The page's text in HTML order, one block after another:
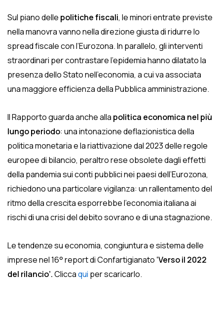
Sul piano delle politiche fiscali, le minori entrate previste
nella manovra vanno nella direzione giusta di ridurre lo
spread fiscale con l’Eurozona. In parallelo, gli interventi
straordinari per contrastare l’epidemia hanno dilatato la
presenza dello Stato nell’economia, a cui va associata
una maggiore efficienza della Pubblica amministrazione.
Il Rapporto guarda anche alla politica economica nel più
lungo periodo: una intonazione deflazionistica della
politica monetaria e la riattivazione dal 2023 delle regole
europee di bilancio, peraltro rese obsolete dagli effetti
della pandemia sui conti pubblici nei paesi dell’Eurozona,
richiedono una particolare vigilanza: un rallentamento del
ritmo della crescita esporrebbe l’economia italiana ai
rischi di una crisi del debito sovrano e di una stagnazione.
Le tendenze su economia, congiuntura e sistema delle
imprese nel 16° report di Confartigianato ‘Verso il 2022
del rilancio’.Cliccaqui per scaricarlo.